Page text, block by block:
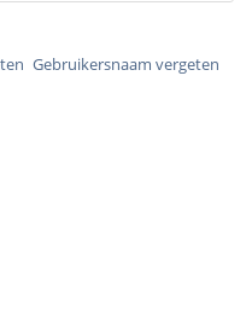
Gebruikersnaam vergeten